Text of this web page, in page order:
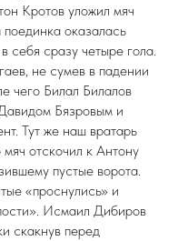
Кротов уложил мяч
оказалась
себя сразу четыре гола.
не сумев в падении
чего Билал Билалов
Бязровым и
Тут же наш вратарь
отскочил к Антону
пустые ворота.
«проснулись» и
Исмаил Дибиров
скакнув перед